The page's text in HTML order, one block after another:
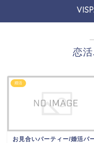
恋
婚活
お見合いパーティー/婚活パ